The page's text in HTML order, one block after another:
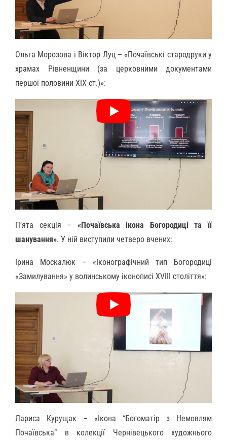
Ольга Морозова і Віктор Луц – «Почаївські стародруки у
храмах Рівненщини (за церковними документами
першої половини ХІХ ст.)»:
П’ята секція – «Почаївська ікона Богородиці та її
шанування». У ній виступили четверо вчених:
Ірина Москалюк – «Іконографічний тип Богородиці
«Замилування» у волинському іконописі XVIII століття»:
Лариса Курущак – «Ікона “Богоматір з Немовлям
Почаївська” в колекції Чернівецького художнього